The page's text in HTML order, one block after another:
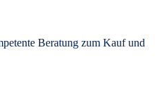
Beratung zum Kauf und